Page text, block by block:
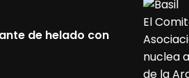
de helado con
El
nuclea
de la